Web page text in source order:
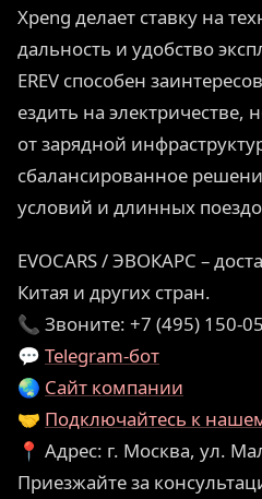
Xpeng делает ставку на
дальность и удобство
EREV способен
ездить на электричестве,
от зарядной
сбалансированное
условий и длинных
EVOCARS / ЭВОКАРС –
Китая и других стран.
📞 Звоните: +7 (495) 150-
💬 Telegram-бот
🌏 Сайт компании
🤝 Подключайтесь к
📍 Адрес: г. Москва, ул.
Приезжайте за